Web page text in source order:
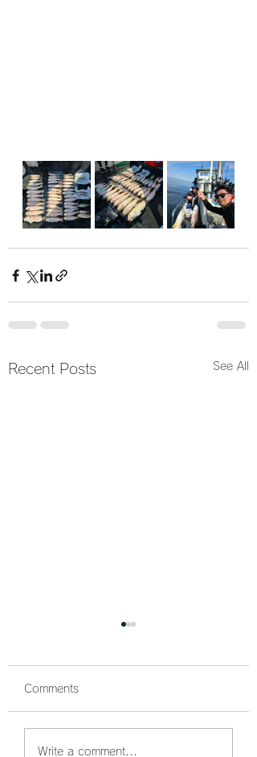
Recent Posts See All
鰤狙い撃ちでボッコボ
Comments
Write a comment...